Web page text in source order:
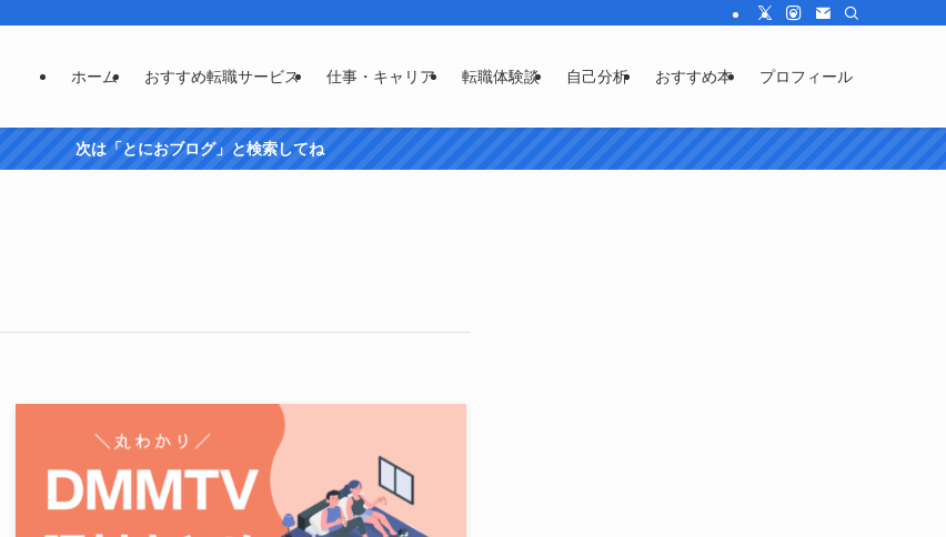
ホーム おすすめ転職サービス 仕事・キャリア 転職体験談 自己分析 おすすめ本 プロフィール
次は「とにおブログ」と検索してね